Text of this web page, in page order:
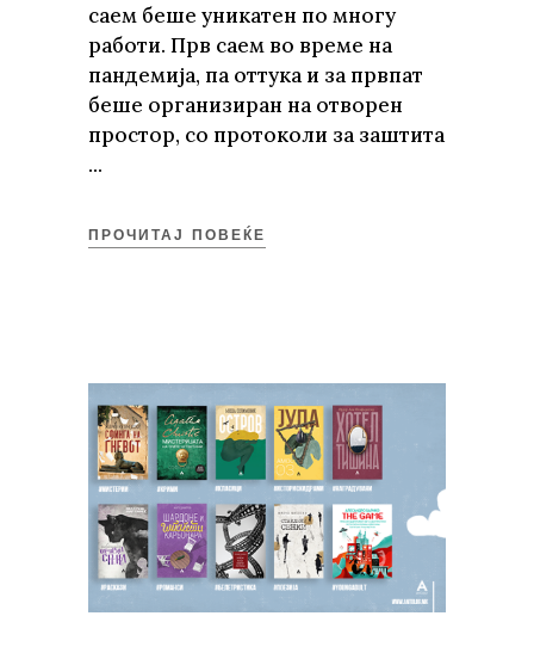
саем беше уникатен по многу
работи. Прв саем во време на
пандемија, па оттука и за првпат
беше организиран на отворен
простор, со протоколи за заштита
ПРОЧИТАЈ ПОВЕЌЕ